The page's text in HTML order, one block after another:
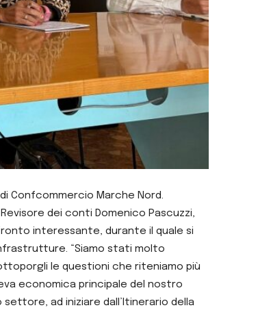
Confcommercio Marche Nord.
dei conti Domenico Pascuzzi,
interessante, durante il quale si
“Siamo stati molto
le questioni che riteniamo più
economica principale del nostro
ad iniziare dall’Itinerario della